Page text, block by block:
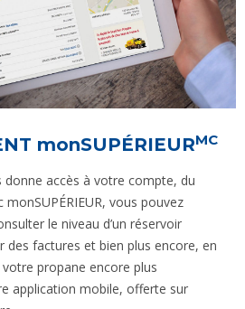
monSUPÉRIEURMC
donne accès à votre compte, du
vous pouvez
le niveau d’un réservoir
des factures et bien plus encore, en
propane encore plus
application mobile, offerte sur